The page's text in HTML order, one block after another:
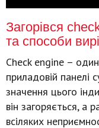
Загорівся
та способи
Check engine – один
приладовій панелі
значення цього
він загоряється, а
всіляких